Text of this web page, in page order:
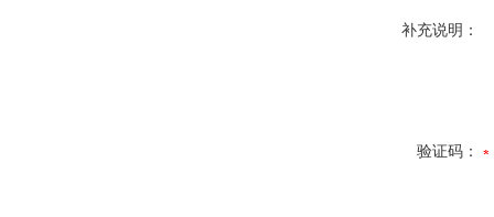
补充说明：
验证码：